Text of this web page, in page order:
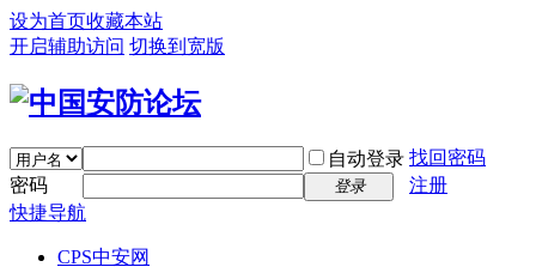
设为首页收藏本站
开启辅助访问 切换到宽版
自动登录 找回密码
密码
登录
注册
快捷导航
CPS中安网